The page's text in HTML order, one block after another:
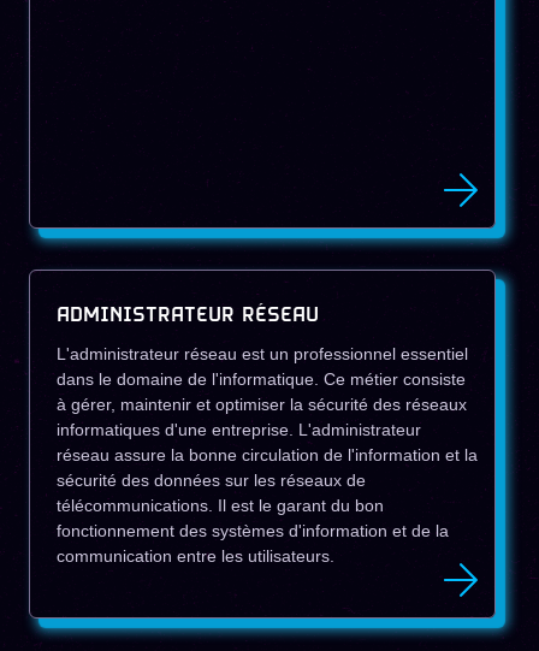
ADMINISTRATEUR RÉSEAU
L'administrateur réseau est un professionnel essentiel
dans le domaine de l'informatique. Ce métier consiste
à gérer, maintenir et optimiser la sécurité des réseaux
informatiques d'une entreprise. L'administrateur
réseau assure la bonne circulation de l'information et la
sécurité des données sur les réseaux de
télécommunications. Il est le garant du bon
fonctionnement des systèmes d'information et de la
communication entre les utilisateurs.